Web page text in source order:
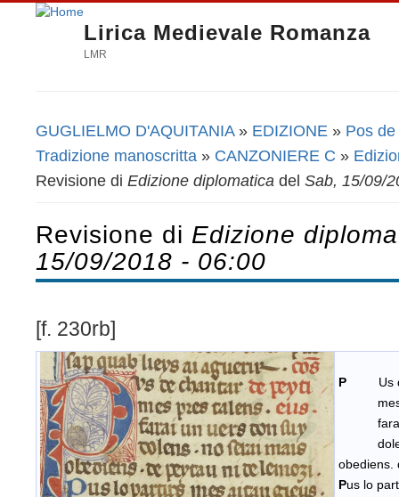
Lirica Medievale Romanza
LMR
Tu sei qui
GUGLIELMO D'AQUITANIA» EDIZIONE » Pos
Tradizione manoscritta » CANZONIERE C »
Revisione di Edizione diplomatica del Sab, 15/09/
Revisione di Edizione
15/09/2018 - 06:00
[f. 230rb]
P Us
mes
farai
obediens.
Pus lo